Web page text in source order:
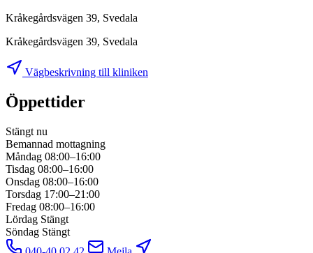
Kråkegårdsvägen 39, Svedala
Kråkegårdsvägen 39, Svedala
Vägbeskrivning till kliniken
Öppettider
Stängt nu
Bemannad mottagning
Måndag 08:00–16:00
Tisdag 08:00–16:00
Onsdag 08:00–16:00
Torsdag 17:00–21:00
Fredag 08:00–16:00
Lördag Stängt
Söndag Stängt